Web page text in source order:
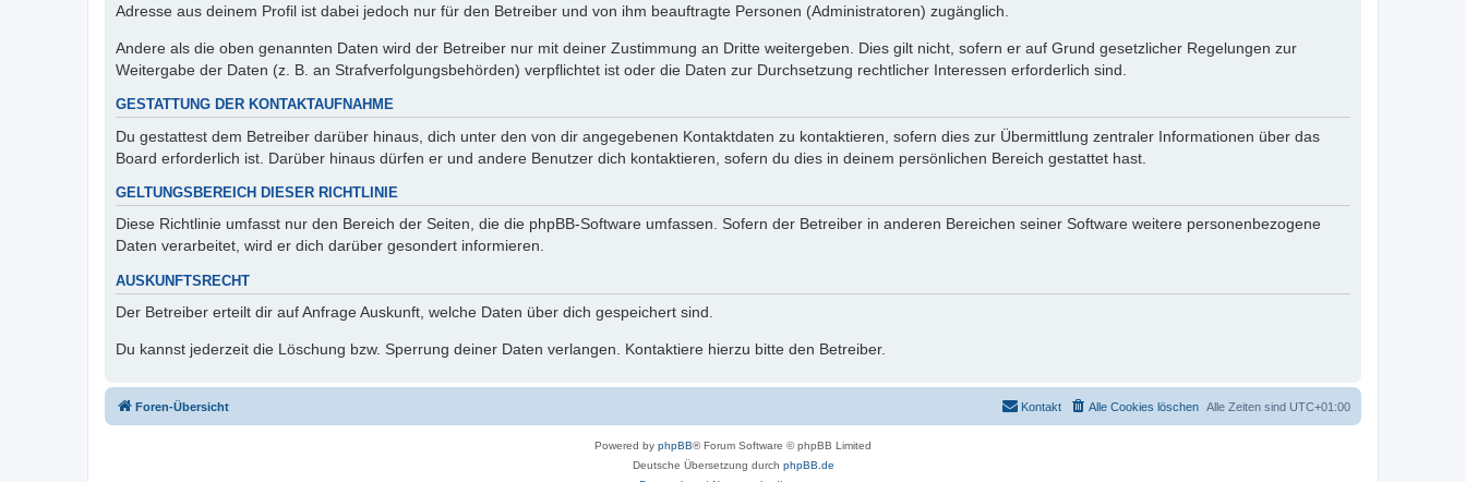
Adresse aus deinem Profil ist dabei jedoch nur für den Betreiber und von ihm beauftragte Personen (Administratoren) zugänglich.
Andere als die oben genannten Daten wird der Betreiber nur mit deiner Zustimmung an Dritte weitergeben. Dies gilt nicht, sofern er auf Grund gesetzlicher Regelungen zur
Weitergabe der Daten (z. B. an Strafverfolgungsbehörden) verpflichtet ist oder die Daten zur Durchsetzung rechtlicher Interessen erforderlich sind.
GESTATTUNG DER KONTAKTAUFNAHME
Du gestattest dem Betreiber darüber hinaus, dich unter den von dir angegebenen Kontaktdaten zu kontaktieren, sofern dies zur Übermittlung zentraler Informationen über das
Board erforderlich ist. Darüber hinaus dürfen er und andere Benutzer dich kontaktieren, sofern du dies in deinem persönlichen Bereich gestattet hast.
GELTUNGSBEREICH DIESER RICHTLINIE
Diese Richtlinie umfasst nur den Bereich der Seiten, die die phpBB-Software umfassen. Sofern der Betreiber in anderen Bereichen seiner Software weitere personenbezogene
Daten verarbeitet, wird er dich darüber gesondert informieren.
AUSKUNFTSRECHT
Der Betreiber erteilt dir auf Anfrage Auskunft, welche Daten über dich gespeichert sind.
Du kannst jederzeit die Löschung bzw. Sperrung deiner Daten verlangen. Kontaktiere hierzu bitte den Betreiber.
Foren-Übersicht Alle Zeiten sind UTC+01:00
Alle Cookies löschen
Kontakt
Powered by phpBB® Forum Software © phpBB Limited
Deutsche Übersetzung durch phpBB.de